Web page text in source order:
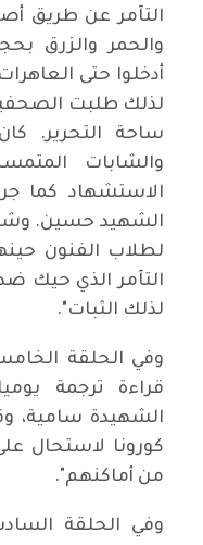
التآمر عن طريق
والحمر والزرق
أدخلوا حتى
لذلك طلبت
ساحة التحرير.
والشابات
الاستشهاد كما
الشهيد حسين.
لطلاب الفنون
التآمر الذي حيك
لذلك الثبات".
وفي الحلقة
قراءة ترجمة
الشهيدة سامية،
كورونا لاستحال
من أماكنهم".
وفي الحلقة